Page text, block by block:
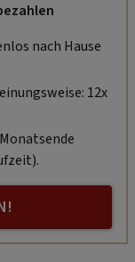
nach Hause
12x